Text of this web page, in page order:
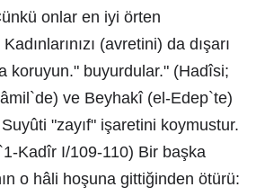
onlar en iyi örten
(avretini) da dışarı
koruyun." buyurdular." (Hadîsi;
ve Beyhakî (el-Edep`te)
"zayıf" işaretini koymustur.
Kadîr I/109-110) Bir başka
o hâli hoşuna gittiğinden ötürü: